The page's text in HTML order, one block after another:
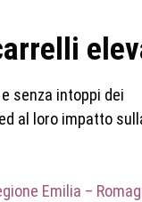
senza intoppi dei
al loro impatto
Emilia –